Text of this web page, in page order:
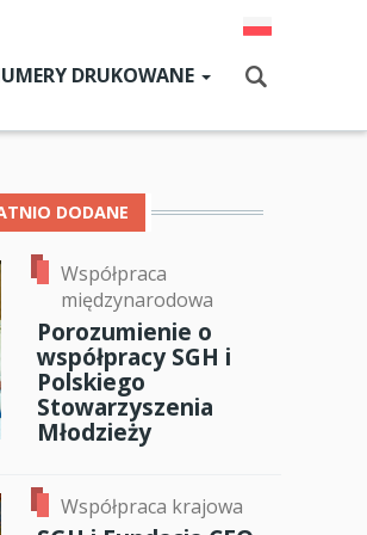
DRUKOWANE
numer
DODANE
Współpraca
międzynarodowa
Porozumienie o
współpracy SGH i
Polskiego
Stowarzyszenia
Młodzieży
Współpraca krajowa